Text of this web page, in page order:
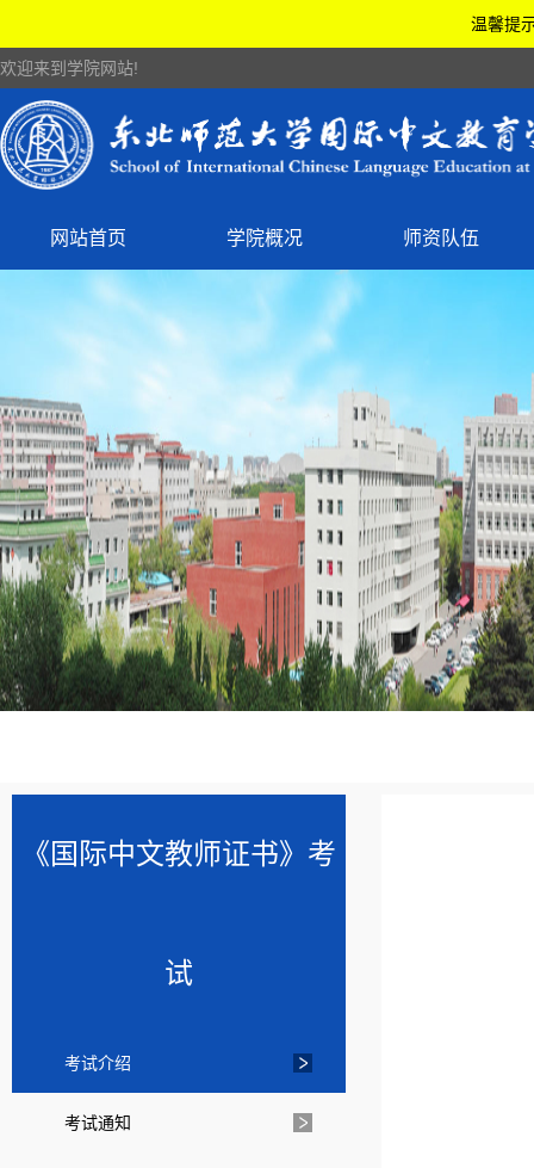
温馨提
欢迎来到学院网站!
网站首页 学院概况 师资队伍
《国际中文教师证书》考
试
考试介绍
考试通知